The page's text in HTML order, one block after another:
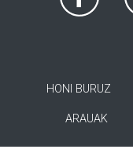
HONI BURUZ
ARAUAK